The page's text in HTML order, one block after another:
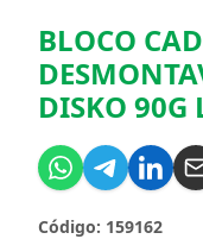
BLOCO
DISKO 90G
Código: 159162